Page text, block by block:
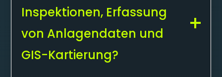
Inspektionen, Erfassung
von Anlagendaten und
GIS-Kartierung?